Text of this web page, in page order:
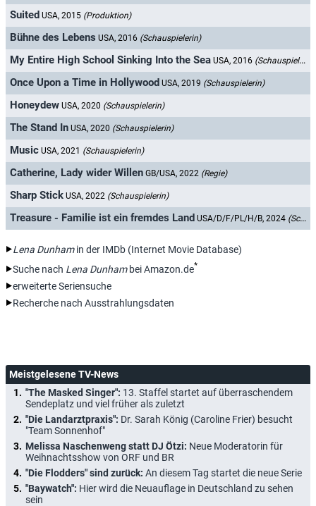
Suited USA, 2015 (Produktion)
Bühne des Lebens USA, 2016 (Schauspielerin)
My Entire High School Sinking Into the Sea USA, 2016 (Schauspielerin)
Once Upon a Time in Hollywood USA, 2019 (Schauspielerin)
Honeydew USA, 2020 (Schauspielerin)
The Stand In USA, 2020 (Schauspielerin)
Music USA, 2021 (Schauspielerin)
Catherine, Lady wider Willen GB/USA, 2022 (Regie)
Sharp Stick USA, 2022 (Schauspielerin)
Treasure - Familie ist ein fremdes Land USA/D/F/PL/H/B, 2024 (Schauspielerin)
Lena Dunhamin der IMDb (Internet Movie Database)
Suche nach Lena Dunhambei Amazon.de*
erweiterte Seriensuche
Recherche nach Ausstrahlungsdaten
Meistgelesene TV-News
"The Masked Singer": 13. Staffel startet auf überraschendem
Sendeplatz und viel früher als zuletzt
"Die Landarztpraxis": Dr. Sarah König (Caroline Frier) besucht
"Team Sonnenhof"
Melissa Naschenweng statt DJ Ötzi: Neue Moderatorin für
Weihnachtsshow von ORF und BR
"Die Flodders" sind zurück: An diesem Tag startet die neue Serie
"Baywatch": Hier wird die Neuauflage in Deutschland zu sehen
sein